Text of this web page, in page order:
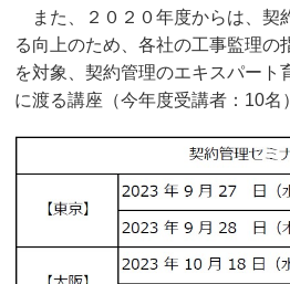
また、２０２０年度からは、契
る向上のため、各社の工事監理の
を対象、契約管理のエキスパート
に渡る講座（今年度受講者：10名